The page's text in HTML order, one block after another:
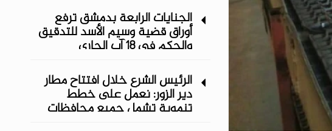
الجنايات الرابعة بدمشق ترفع
أوراق قضية وسيم الأسد للتدقيق
والحكم في 18 آب الجاري
الرئيس الشرع خلال افتتاح مطار
دير الزور: نعمل على خطط
تنموية تشمل جميع محافظات